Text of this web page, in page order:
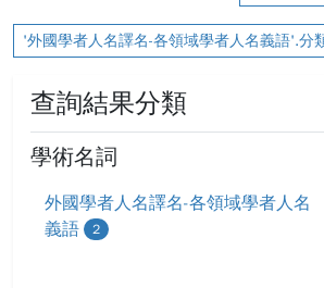
'外國學者人名譯名-各領域學者人名義語'.分
查詢結果分類
學術名詞
外國學者人名譯名-各領域學者人名
義語
2